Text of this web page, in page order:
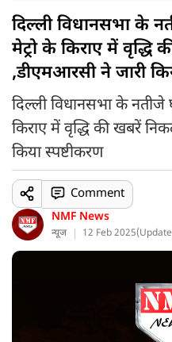
दिल्ली विधानसभा के
मेट्रो के किराए में वृद्धि
,डीएमआरसी ने जारी
दिल्ली विधानसभा के नतीजे
किराए में वृद्धि की खबरें
किया स्पष्टीकरण
NMF News
न्यूज 12 Feb 2025(
Comment